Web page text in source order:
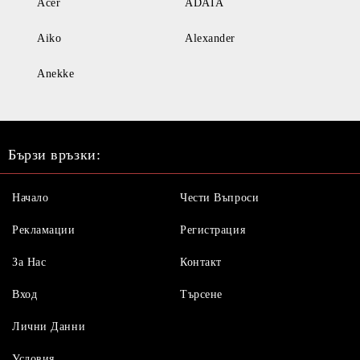
Acer ADATA
Aiko Alexander
Anekke
Бързи връзки:
Начало
Рекламации
За Нас
Вход
Чести Въпроси
Регистрация
Контакт
Търсене
Лични Данни